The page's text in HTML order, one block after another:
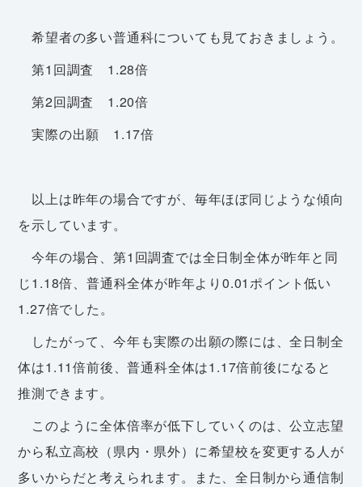
希望者の多い普通科についても見ておきましょう。
第1回調査 1.28倍
第2回調査 1.20倍
実際の出願 1.17倍
以上は昨年の場合ですが、毎年ほぼ同じような傾向
を示しています。
今年の場合、第1回調査では全日制全体が昨年と同
じ1.18倍、普通科全体が昨年より0.01ポイント低い
1.27倍でした。
したがって、今年も実際の出願の際には、全日制全
体は1.11倍前後、普通科全体は1.17倍前後になると
推測できます。
このように全体倍率が低下していくのは、公立志望
から私立高校（県内・県外）に希望校を変更する人が
多いからだと考えられます。また、全日制から通信制